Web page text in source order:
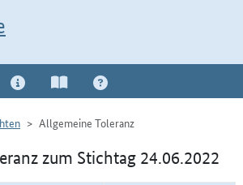
Allgemeine Toleranz
zum Stichtag 24.06.2022